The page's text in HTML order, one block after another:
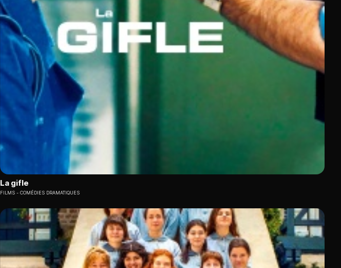
La gifle
FILMS COMÉDIES DRAMATIQUES